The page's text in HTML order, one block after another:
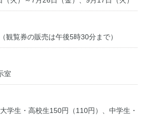
観覧券の販売は午後5時30分まで）
室
学生・高校生150円（110円）、中学生・